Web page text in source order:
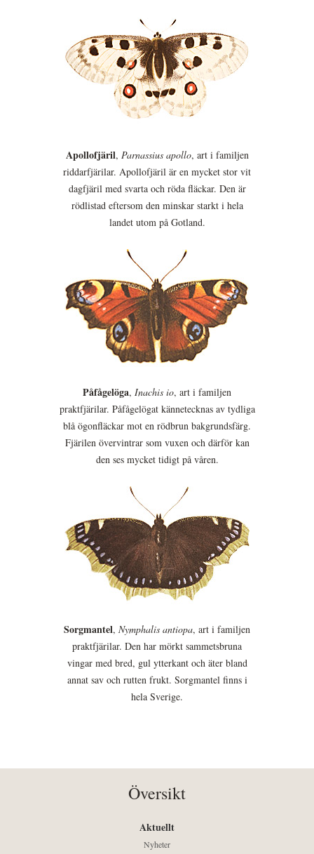
Apollofjäril, Parnassius apollo, art i familjen
riddarfjärilar. Apollofjäril är en mycket stor vit
dagfjäril med svarta och röda fläckar. Den är
rödlistad eftersom den minskar starkt i hela
landet utom på Gotland.
Påfågelöga, Inachis io, art i familjen
praktfjärilar. Påfågelögat kännetecknas av tydliga
blå ögonfläckar mot en rödbrun bakgrundsfärg.
Fjärilen övervintrar som vuxen och därför kan
den ses mycket tidigt på våren.
Sorgmantel, Nymphalis antiopa, art i familjen
praktfjärilar. Den har mörkt sammetsbruna
vingar med bred, gul ytterkant och äter bland
annat sav och rutten frukt. Sorgmantel finns i
hela Sverige.
Översikt
Aktuellt
Nyheter